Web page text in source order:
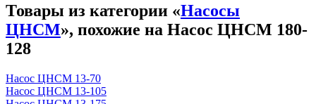
Товары из категории «Насосы
ЦНСМ», похожие на Насос ЦНСМ 180-
128
Насос ЦНСМ 13-70
Насос ЦНСМ 13-105